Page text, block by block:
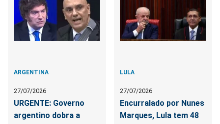
ARGENTINA
27/07/2026
URGENTE: Governo
argentino dobra a
LULA
27/07/2026
Encurralado por Nunes
Marques, Lula tem 48